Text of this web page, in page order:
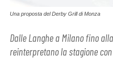
Una proposta del Derby Grill di Monza
Dalle Langhe a Milano fino
reinterpretano la stagione